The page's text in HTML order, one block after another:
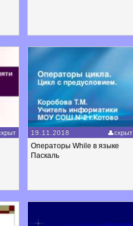
19.11.2018 скрыт
Операторы While в языке
Паскаль